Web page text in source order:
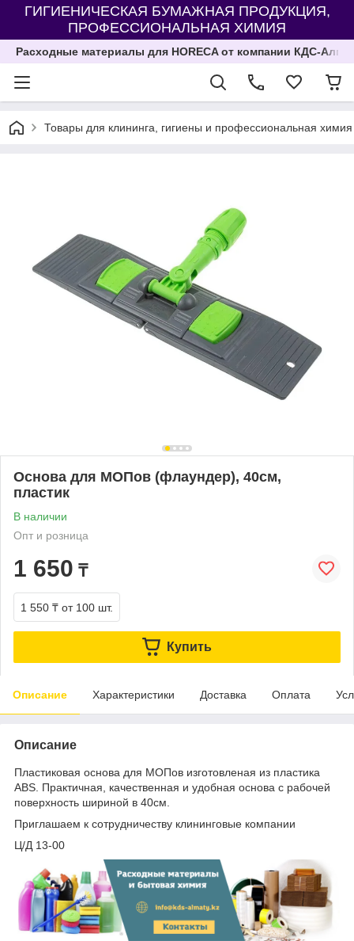
ГИГИЕНИЧЕСКАЯ БУМАЖНАЯ ПРОДУКЦИЯ,
ПРОФЕССИОНАЛЬНАЯ ХИМИЯ
Расходные материалы для HORECA от компании КДС-
Товары для клининга, гигиены и профессиональная химия
Основа для МОПов (флаундер), 40см,
пластик
В наличии
Опт и розница
1 650 ₸
1 550 ₸ от 100 шт.
Купить
Описание Характеристики Доставка Оплата
Описание
Пластиковая основа для МОПов изготовленая из пластика
ABS. Практичная, качественная и удобная основа с рабочей
поверхность шириной в 40см.
Приглашаем к сотрудничеству клининговые компании
Ц/Д 13-00